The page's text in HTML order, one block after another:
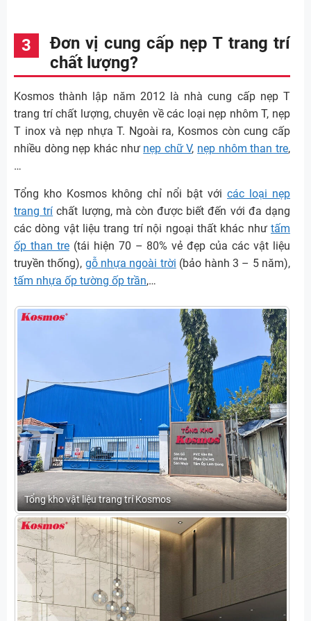
Đơn vị cung cấp nẹp T trang trí
chất lượng?
Kosmos thành lập năm 2012 là nhà cung cấp nẹp T
trang trí chất lượng, chuyên về các loại nẹp nhôm T, nẹp
T inox và nẹp nhựa T. Ngoài ra, Kosmos còn cung cấp
nhiều dòng nẹp khác như nẹp chữ V, nẹp nhôm than tre,
…
Tổng kho Kosmos không chỉ nổi bật với các loại nẹp
trang trí chất lượng, mà còn được biết đến với đa dạng
các dòng vật liệu trang trí nội ngoại thất khác như tấm
ốp than tre(tái hiện 70 – 80% vẻ đẹp của các vật liệu
truyền thống), gỗ nhựa ngoài trời (bảo hành 3 – 5 năm),
tấm nhựa ốp tường ốp trần,…
Tổng kho vật liệu trang trí Kosmos